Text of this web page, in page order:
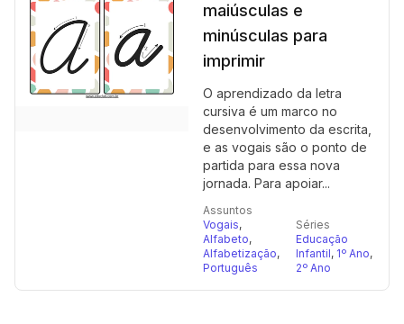
maiúsculas e
minúsculas para
imprimir
O aprendizado da letra
cursiva é um marco no
desenvolvimento da escrita,
e as vogais são o ponto de
partida para essa nova
jornada. Para apoiar...
Assuntos
Vogais,
Alfabeto,
Alfabetização,
Português
Séries
Educação
Infantil, 1º Ano,
2º Ano